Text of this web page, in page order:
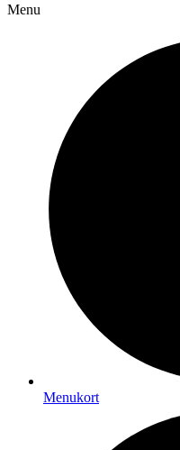
Menu
Menukort